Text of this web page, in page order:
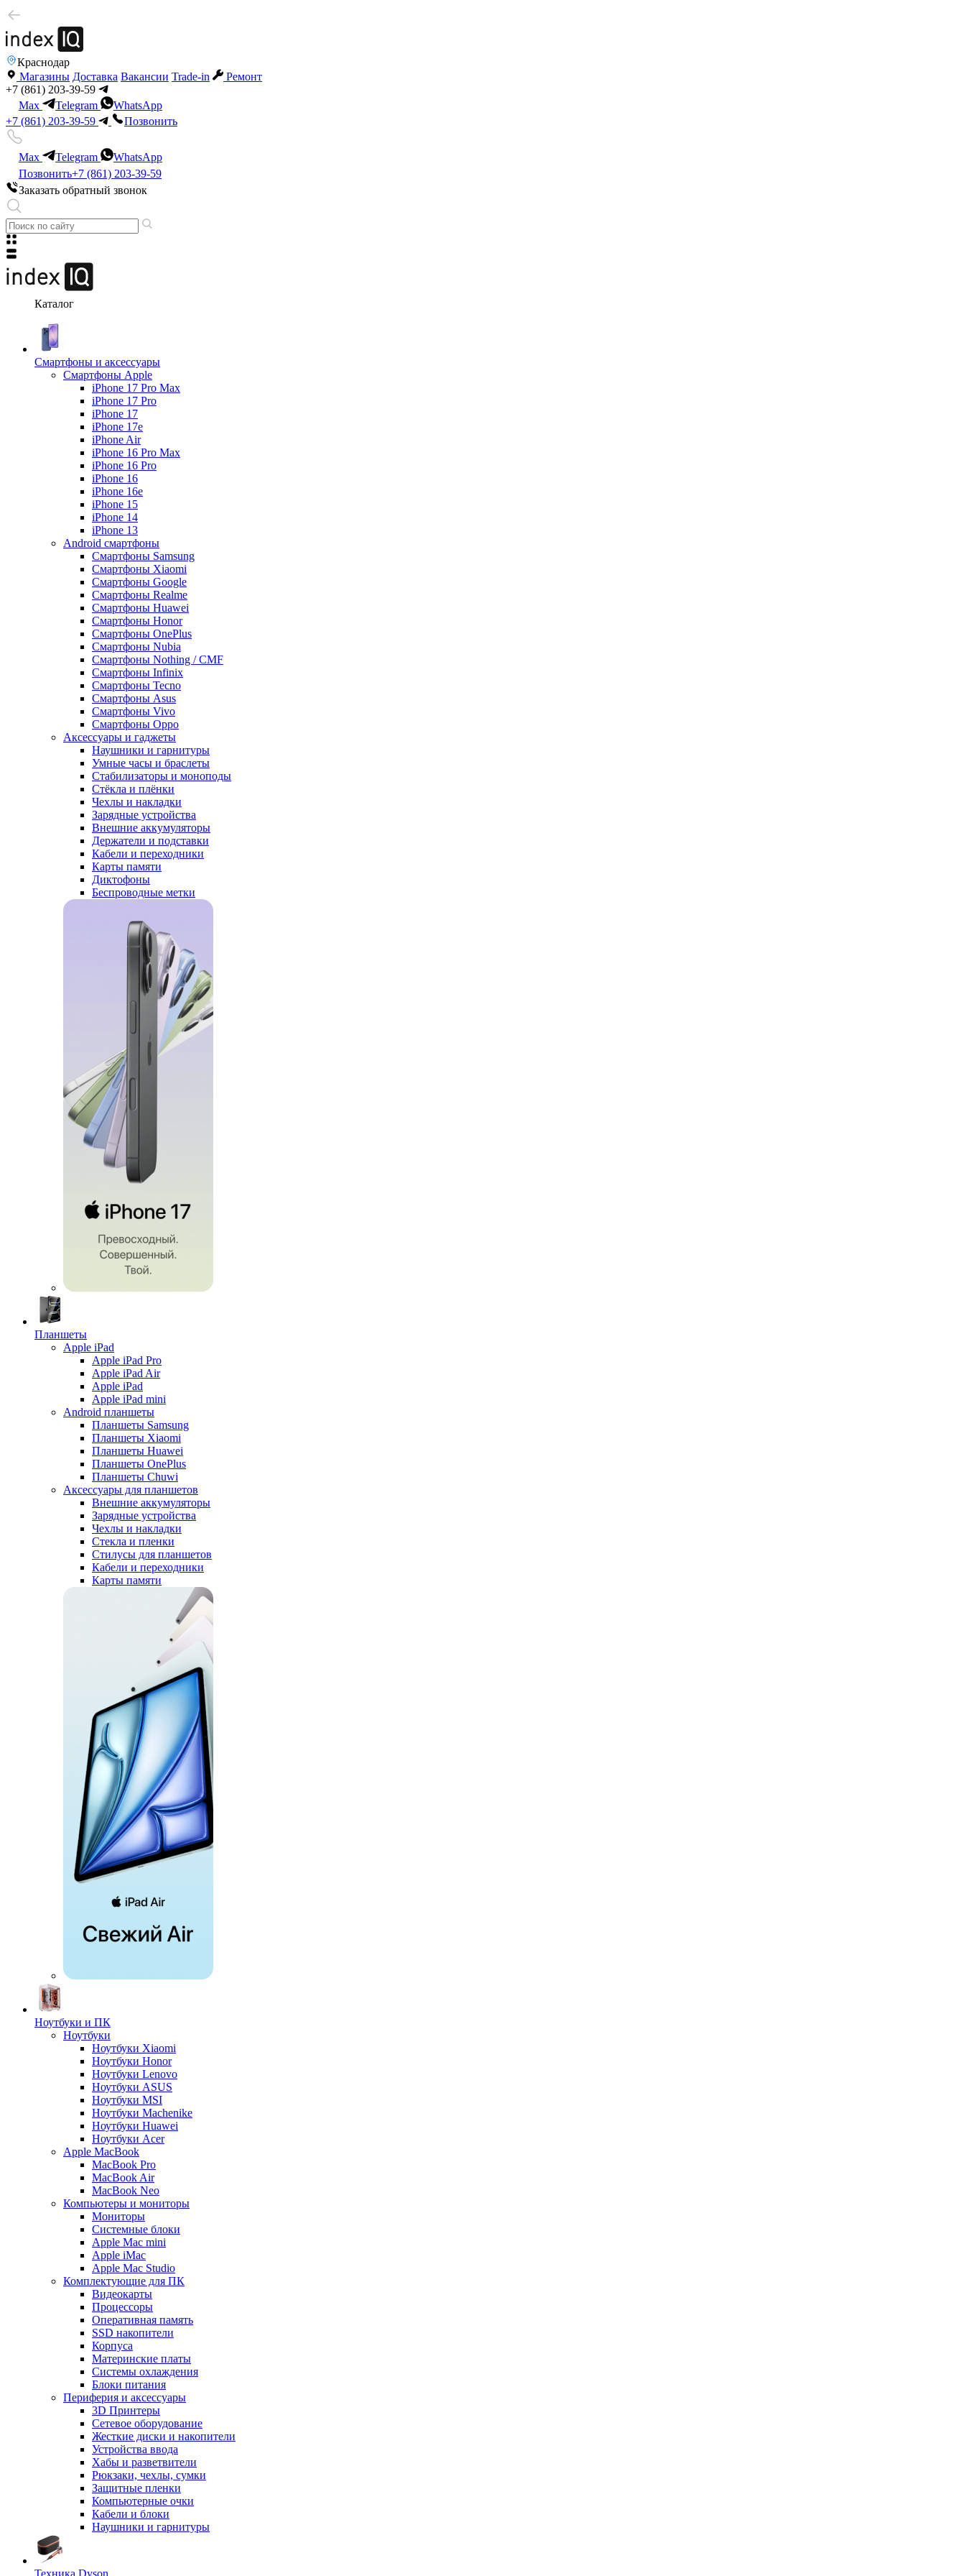
Краснодар
Магазины Доставка Вакансии Trade-in
Ремонт
+7 (861) 203-39-59
Max
Telegram
WhatsApp
+7 (861) 203-39-59
Позвонить
Max Telegram
WhatsApp
Позвонить+7 (861) 203-39-59
Заказать обратный звонок
Каталог
Смартфоны и аксессуары
Смартфоны Apple
iPhone 17 Pro Max
iPhone 17 Pro
iPhone 17
iPhone 17e
iPhone Air
iPhone 16 Pro Max
iPhone 16 Pro
iPhone 16
iPhone 16e
iPhone 15
iPhone 14
iPhone 13
Android cмартфоны
Смартфоны Samsung
Смартфоны Xiaomi
Смартфоны Google
Смартфоны Realme
Смартфоны Huawei
Смартфоны Honor
Смартфоны OnePlus
Смартфоны Nubia
Смартфоны Nothing / CMF
Смартфоны Infinix
Смартфоны Tecno
Смартфоны Asus
Смартфоны Vivo
Смартфоны Oppo
Аксессуары и гаджеты
Наушники и гарнитуры
Умные часы и браслеты
Стабилизаторы и моноподы
Стёкла и плёнки
Чехлы и накладки
Зарядные устройства
Внешние аккумуляторы
Держатели и подставки
Кабели и переходники
Карты памяти
Диктофоны
Беспроводные метки
Планшеты
Apple iPad
Apple iPad Pro
Apple iPad Air
Apple iPad
Apple iPad mini
Android планшеты
Планшеты Samsung
Планшеты Xiaomi
Планшеты Huawei
Планшеты OnePlus
Планшеты Chuwi
Аксессуары для планшетов
Внешние аккумуляторы
Зарядные устройства
Чехлы и накладки
Стекла и пленки
Стилусы для планшетов
Кабели и переходники
Карты памяти
Ноутбуки и ПК
Ноутбуки
Ноутбуки Xiaomi
Ноутбуки Honor
Ноутбуки Lenovo
Ноутбуки ASUS
Ноутбуки MSI
Ноутбуки Machenike
Ноутбуки Huawei
Ноутбуки Acer
Apple MacBook
MacBook Pro
MacBook Air
MacBook Neo
Компьютеры и мониторы
Мониторы
Системные блоки
Apple Mac mini
Apple iMac
Apple Mac Studio
Комплектующие для ПК
Видеокарты
Процессоры
Оперативная память
SSD накопители
Корпуса
Материнские платы
Системы охлаждения
Блоки питания
Периферия и аксессуары
3D Принтеры
Сетевое оборудование
Жесткие диски и накопители
Устройства ввода
Хабы и разветвители
Рюкзаки, чехлы, сумки
Защитные пленки
Компьютерные очки
Кабели и блоки
Наушники и гарнитуры
Техника Dyson